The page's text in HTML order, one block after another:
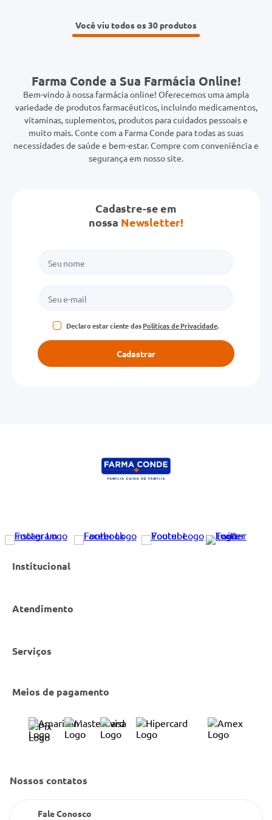
Você viu todos os 30
Farma Conde a Sua Farmácia Online!
Bem-vindo à nossa farmácia online! Oferecemos uma ampla
variedade de produtos farmacêuticos, incluindo medicamentos,
vitaminas, suplementos, produtos para cuidados pessoais e
muito mais. Conte com a Farma Conde para todas as suas
necessidades de saúde e bem-estar. Compre com conveniência e
segurança em nosso site.
Cadastre-se em
nossa Newsletter!
Declaro estar ciente dasPolíticas de Privacidade.
Cadastrar
Institucional
Cobre Oferta
Código de Conduta
Atendimento
Política de Privacidade
Política de Reembolso
Dúvidas Frequentes
Serviços
Bulário Anvisa
Condeclin
Meios de pagamento
Nossos contatos
Fale Conosco